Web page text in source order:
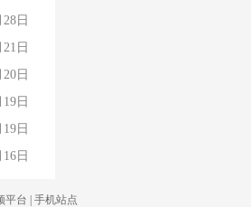
日
日
日
日
日
日
平台 手机站点